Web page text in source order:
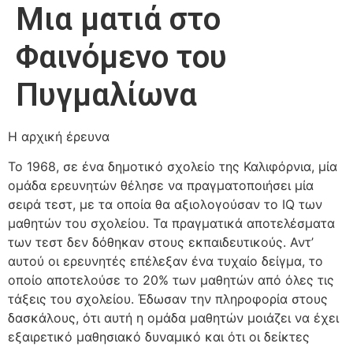
Μια ματιά στο
Φαινόμενο του
Πυγμαλίωνα
Η αρχική έρευνα
Το 1968, σε ένα δημοτικό σχολείο της Καλιφόρνια, μία
ομάδα ερευνητών θέλησε να πραγματοποιήσει μία
σειρά τεστ, με τα οποία θα αξιολογούσαν το IQ των
μαθητών του σχολείου. Τα πραγματικά αποτελέσματα
των τεστ δεν δόθηκαν στους εκπαιδευτικούς. Αντ’
αυτού οι ερευνητές επέλεξαν ένα τυχαίο δείγμα, το
οποίο αποτελούσε το 20% των μαθητών από όλες τις
τάξεις του σχολείου. Έδωσαν την πληροφορία στους
δασκάλους, ότι αυτή η ομάδα μαθητών μοιάζει να έχει
εξαιρετικό μαθησιακό δυναμικό και ότι οι δείκτες